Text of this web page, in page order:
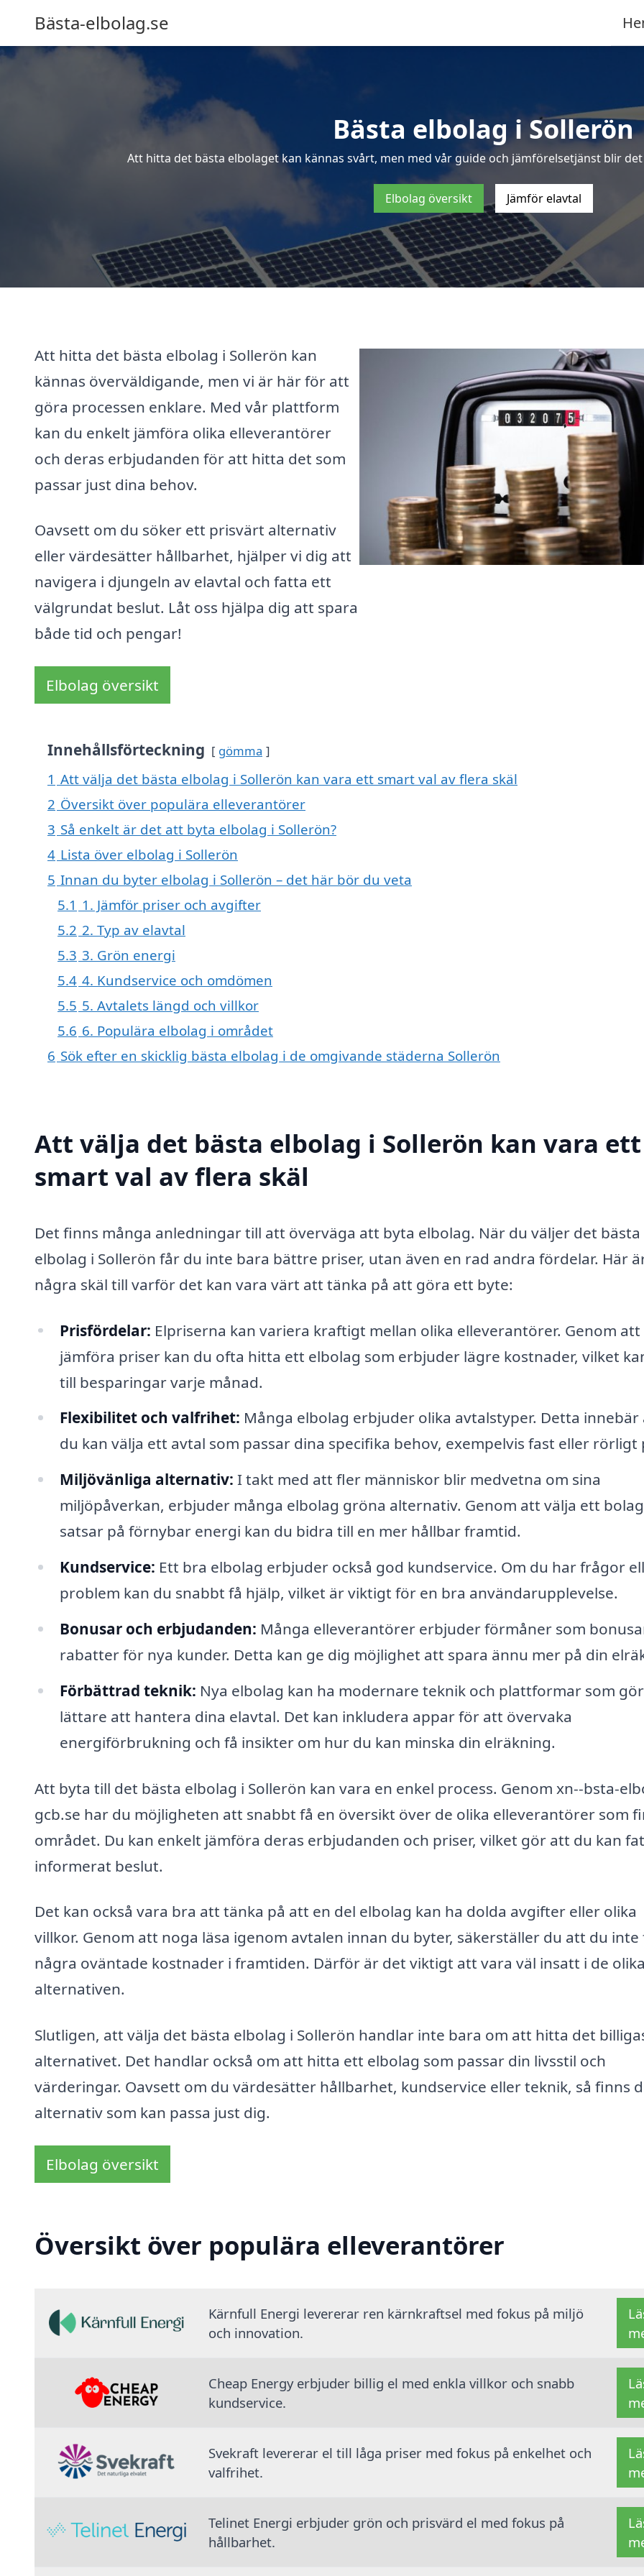
Bästa-elbolag.se
Bästa elbolag i Sollerön
Att hitta det bästa elbolaget kan kännas svårt, men med vår guide och jämförelsetjänst blir
Elbolag översikt Jämför elavtal
Att hitta det bästa elbolag i Sollerön kan
kännas överväldigande, men vi är här för att
göra processen enklare. Med vår plattform
kan du enkelt jämföra olika elleverantörer
och deras erbjudanden för att hitta det som
passar just dina behov.
Oavsett om du söker ett prisvärt alternativ
eller värdesätter hållbarhet, hjälper vi dig att
navigera i djungeln av elavtal och fatta ett
välgrundat beslut. Låt oss hjälpa dig att spara
både tid och pengar!
Elbolag översikt
Innehållsförteckning gömma
1 Att välja det bästa elbolag i Sollerön kan vara ett smart val av flera skäl
2 Översikt över populära elleverantörer
3 Så enkelt är det att byta elbolag i Sollerön?
4 Lista över elbolag i Sollerön
5 Innan du byter elbolag i Sollerön – det här bör du veta
5.1 1. Jämför priser och avgifter
5.2 2. Typ av elavtal
5.3 3. Grön energi
5.4 4. Kundservice och omdömen
5.5 5. Avtalets längd och villkor
5.6 6. Populära elbolag i området
6 Sök efter en skicklig bästa elbolag i de omgivande städerna Sollerön
Att välja det bästa elbolag i Sollerön kan vara ett
smart val av flera skäl
Det finns många anledningar till att överväga att byta elbolag. När du väljer det bästa
elbolag i Sollerön får du inte bara bättre priser, utan även en rad andra fördelar. Här
några skäl till varför det kan vara värt att tänka på att göra ett byte:
Prisfördelar: Elpriserna kan variera kraftigt mellan olika elleverantörer. Genom att
jämföra priser kan du ofta hitta ett elbolag som erbjuder lägre kostnader, vilket
till besparingar varje månad.
Flexibilitet och valfrihet: Många elbolag erbjuder olika avtalstyper. Detta innebär
du kan välja ett avtal som passar dina specifika behov, exempelvis fast eller rörligt
Miljövänliga alternativ: I takt med att fler människor blir medvetna om sina
miljöpåverkan, erbjuder många elbolag gröna alternativ. Genom att välja ett
satsar på förnybar energi kan du bidra till en mer hållbar framtid.
Kundservice: Ett bra elbolag erbjuder också god kundservice. Om du har frågor
problem kan du snabbt få hjälp, vilket är viktigt för en bra användarupplevelse.
Bonusar och erbjudanden: Många elleverantörer erbjuder förmåner som
rabatter för nya kunder. Detta kan ge dig möjlighet att spara ännu mer på din
Förbättrad teknik: Nya elbolag kan ha modernare teknik och plattformar som
lättare att hantera dina elavtal. Det kan inkludera appar för att övervaka
energiförbrukning och få insikter om hur du kan minska din elräkning.
Att byta till det bästa elbolag i Sollerön kan vara en enkel process. Genom xn--bsta-
gcb.se har du möjligheten att snabbt få en översikt över de olika elleverantörer som
området. Du kan enkelt jämföra deras erbjudanden och priser, vilket gör att du kan
informerat beslut.
Det kan också vara bra att tänka på att en del elbolag kan ha dolda avgifter eller olika
villkor. Genom att noga läsa igenom avtalen innan du byter, säkerställer du att du inte
några oväntade kostnader i framtiden. Därför är det viktigt att vara väl insatt i de
alternativen.
Slutligen, att välja det bästa elbolag i Sollerön handlar inte bara om att hitta det
alternativet. Det handlar också om att hitta ett elbolag som passar din livsstil och
värderingar. Oavsett om du värdesätter hållbarhet, kundservice eller teknik, så finns
alternativ som kan passa just dig.
Elbolag översikt
Översikt över populära elleverantörer
Kärnfull Energi levererar ren kärnkraftsel med fokus på miljö
och innovation.
Cheap Energy erbjuder billig el med enkla villkor och snabb
kundservice.
Svekraft levererar el till låga priser med fokus på enkelhet och
valfrihet.
Telinet Energi erbjuder grön och prisvärd el med fokus på
hållbarhet.